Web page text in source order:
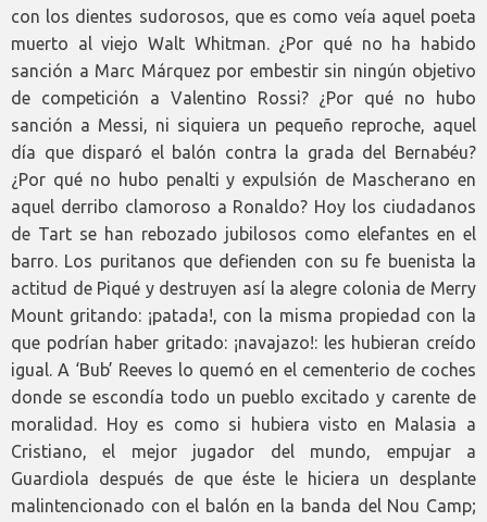
con los dientes sudorosos, que es como veía aquel poeta
muerto al viejo Walt Whitman. ¿Por qué no ha habido
sanción a Marc Márquez por embestir sin ningún objetivo
de competición a Valentino Rossi? ¿Por qué no hubo
sanción a Messi, ni siquiera un pequeño reproche, aquel
día que disparó el balón contra la grada del Bernabéu?
¿Por qué no hubo penalti y expulsión de Mascherano en
aquel derribo clamoroso a Ronaldo? Hoy los ciudadanos
de Tart se han rebozado jubilosos como elefantes en el
barro. Los puritanos que defienden con su fe buenista la
actitud de Piqué y destruyen así la alegre colonia de Merry
Mount gritando: ¡patada!, con la misma propiedad con la
que podrían haber gritado: ¡navajazo!: les hubieran creído
igual. A ‘Bub’ Reeves lo quemó en el cementerio de coches
donde se escondía todo un pueblo excitado y carente de
moralidad. Hoy es como si hubiera visto en Malasia a
Cristiano, el mejor jugador del mundo, empujar a
Guardiola después de que éste le hiciera un desplante
malintencionado con el balón en la banda del Nou Camp;